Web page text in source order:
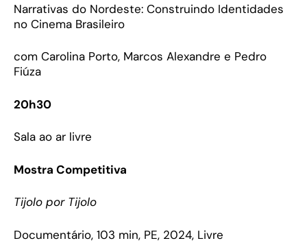
Narrativas do Nordeste: Construindo Identidades
no Cinema Brasileiro
com Carolina Porto, Marcos Alexandre e Pedro
Fiúza
20h30
Sala ao ar livre
Mostra Competitiva
Tijolo por Tijolo
Documentário, 103 min, PE, 2024, Livre